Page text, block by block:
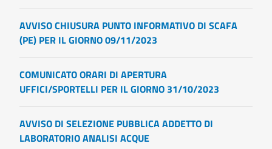
AVVISO CHIUSURA PUNTO INFORMATIVO DI SCAFA
(PE) PER IL GIORNO 09/11/2023
COMUNICATO ORARI DI APERTURA
UFFICI/SPORTELLI PER IL GIORNO 31/10/2023
AVVISO DI SELEZIONE PUBBLICA ADDETTO DI
LABORATORIO ANALISI ACQUE